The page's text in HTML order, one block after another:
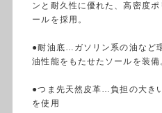
ンと耐久性に優れた、高密度
ールを採用。
●耐油底…ガソリン系の油など
油性能をもたせたソールを装備
●つま先天然皮革…負担の大き
を使用